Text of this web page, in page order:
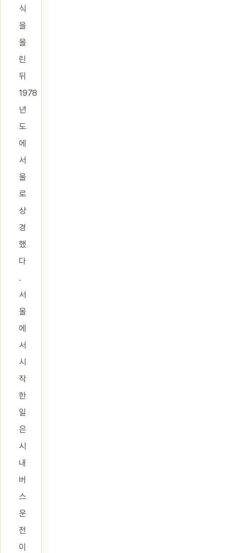
식
을
올
린
뒤
1978
년
도
에
서
울
로
상
경
했
다
.
서
울
에
서
시
작
한
일
은
시
내
버
스
운
전
이